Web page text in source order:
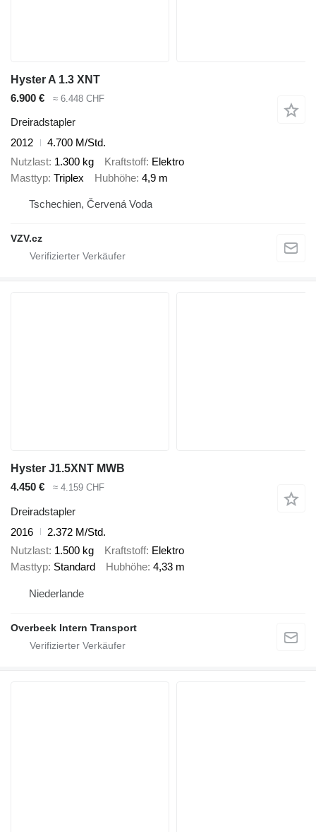
Hyster A 1.3 XNT
6.900 €
≈ 6.448 CHF
Dreiradstapler
2012
4.700 M/Std.
Nutzlast 1.300 kg Kraftstoff Elektro
Masttyp Triplex Hubhöhe 4,9 m
Tschechien, Červená Voda
VZV.cz
Hyster J1.5XNT MWB
4.450 €
≈ 4.159 CHF
Dreiradstapler
2016
2.372 M/Std.
Nutzlast 1.500 kg Kraftstoff Elektro
Masttyp Standard Hubhöhe 4,33 m
Niederlande
Overbeek Intern Transport